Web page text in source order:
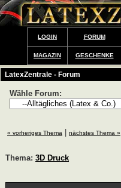
LOGIN FORUM
MAGAZIN GESCHENKE
LatexZentrale - Forum
Wähle Forum:
« vorheriges Thema nächstes Thema »
Thema: 3D Druck